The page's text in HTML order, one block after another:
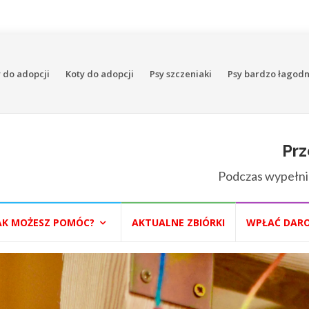
do adopcji Koty do adopcji Psy szczeniaki Psy bardzo
Podczas
MOŻESZ POMÓC? AKTUALNE ZBIÓRKI WPŁAĆ